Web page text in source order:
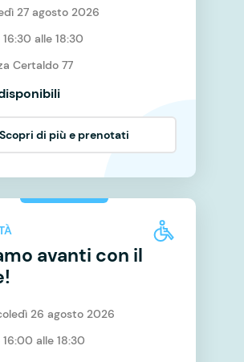
27 agosto 2026
alle 18:30
Certaldo 77
Scopri di più e prenotati
avanti con il
26 agosto 2026
alle 18:30